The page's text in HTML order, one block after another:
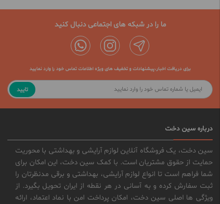
ما را در شبکه های اجتماعی دنبال کنید
برای دریافت اخبار،پیشنهادات و تخفیف های ویژه اطلاعات تماس خود را وارد نمایید
تایید
درباره سین دخت
سین دخت، یک فروشگاه آنلاین لوازم آرایشی و بهداشتی با محوریت
حمایت از حقوق مشتریان است. با کمک سین دخت، این امکان برای
شما فراهم است تا انواع لوازم آرایشی، بهداشتی و برقی مدنظرتان را
ثبت سفارش کرده و به آسانی در هر نقطه از ایران تحویل بگیرد. از
ویژگی ها اصلی سین دخت، امکان پرداخت امن با نماد اعتماد، ارائه